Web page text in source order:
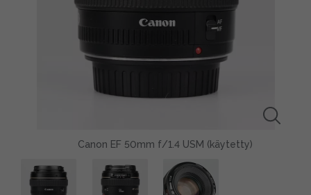
Canon EF 50mm f/1.4 USM (käytetty)